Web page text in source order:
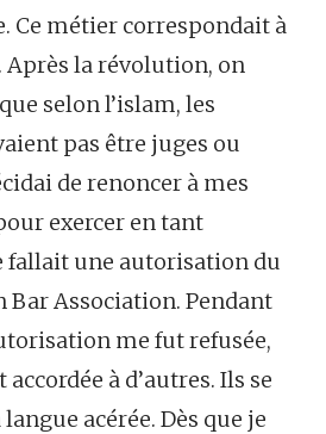
Ce métier correspondait à
Après la révolution, on
selon l’islam, les
pas être juges ou
de renoncer à mes
exercer en tant
fallait une autorisation du
Bar Association. Pendant
me fut refusée,
à d’autres. Ils se
acérée. Dès que je